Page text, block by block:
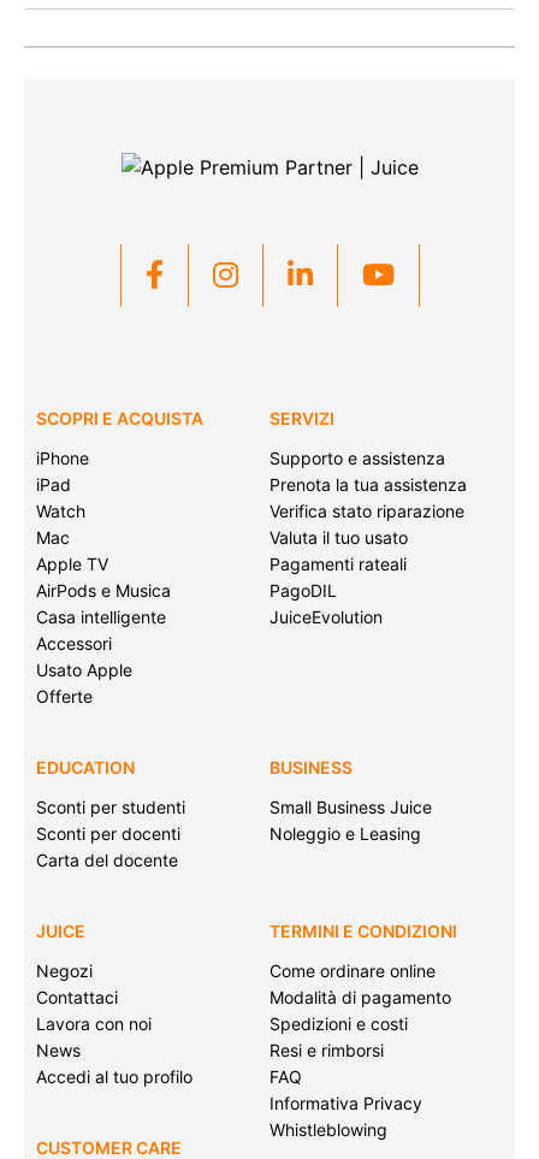
SCOPRI E ACQUISTA
iPhone
iPad
Watch
Mac
Apple TV
AirPods e Musica
Casa intelligente
Accessori
Usato Apple
Offerte
SERVIZI
Supporto e assistenza
Prenota la tua assistenza
Verifica stato riparazione
Valuta il tuo usato
Pagamenti rateali
PagoDIL
JuiceEvolution
EDUCATION
Sconti per studenti
Sconti per docenti
Carta del docente
BUSINESS
Small Business Juice
Noleggio e Leasing
JUICE
Negozi
Contattaci
Lavora con noi
News
Accedi al tuo profilo
CUSTOMER CARE
TERMINI E CONDIZIONI
Come ordinare online
Modalità di pagamento
Spedizioni e costi
Resi e rimborsi
FAQ
Informativa Privacy
Whistleblowing